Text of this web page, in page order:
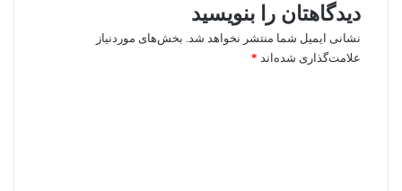
دیدگاهتان را بنویسید
نشانی ایمیل شما منتشر نخواهد شد. بخش‌های موردنیاز
علامت‌گذاری شده‌اند *